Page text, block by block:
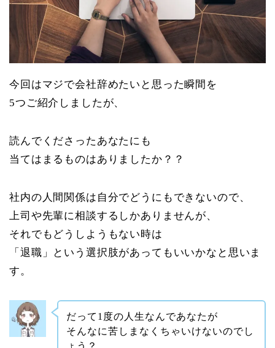
今回はマジで会社辞めたいと思った瞬間を
5つご紹介しましたが、
読んでくださったあなたにも
当てはまるものはありましたか？？
社内の人間関係は自分でどうにもできないので、
上司や先輩に相談するしかありませんが、
それでもどうしようもない時は
「退職」という選択肢があってもいいかなと思いま
す。
だって1度の人生なんであなたが
そんなに苦しまなくちゃいけないのでし